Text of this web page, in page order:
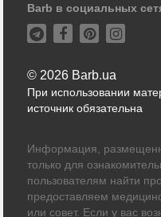
Barb в социальных
© 2026 Barb.ua
При использовании
источник обязательна
Информация,
только для
пользователям найти
предоставляем
или совет. Если у вас